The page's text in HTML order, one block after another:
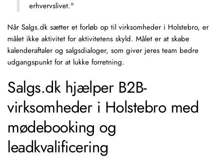
erhvervslivet."
Når Salgs.dk sætter et forløb op til virksomheder i Holstebro, er
målet ikke aktivitet for aktivitetens skyld. Målet er at skabe
kalenderaftaler og salgsdialoger, som giver jeres team bedre
udgangspunkt for at lukke forretning.
Salgs.dk hjælper B2B-
virksomheder i Holstebro med
mødebooking og
leadkvalificering